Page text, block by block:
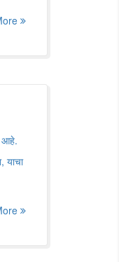
आहे.
याचा